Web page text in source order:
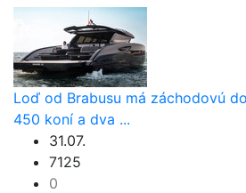
Loď od Brabusu má záchodovú
450 koní a dva ...
31.07.
7125
0